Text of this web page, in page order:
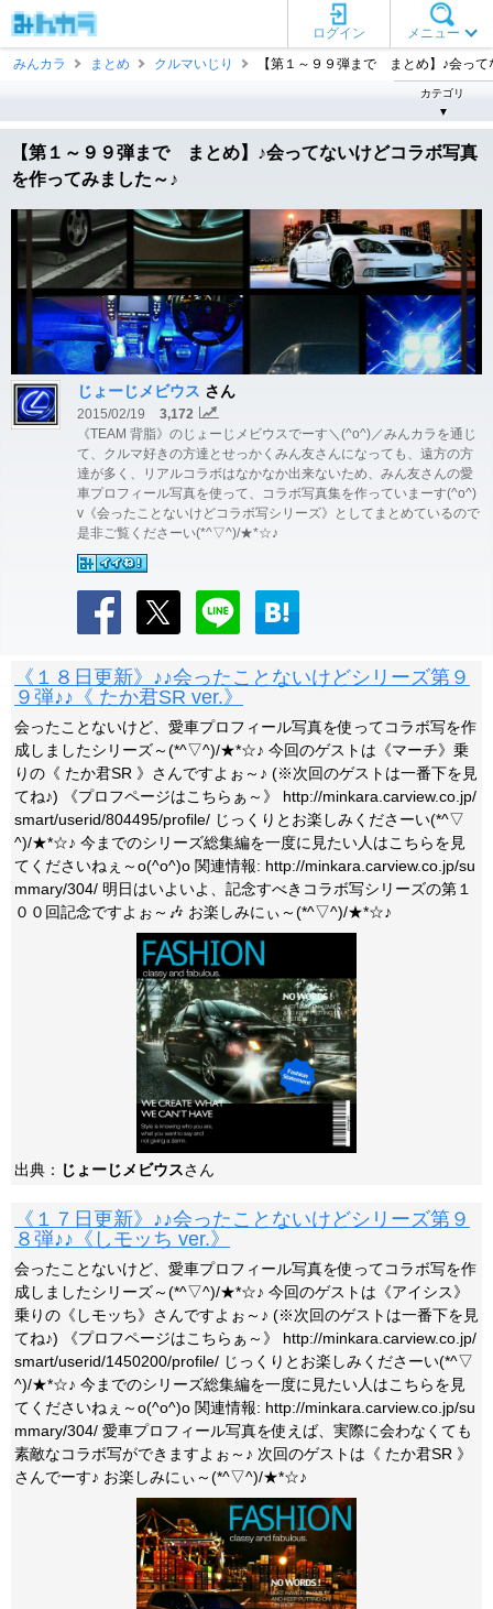
メニュー
ログイン
みんカラ
まとめ クルマいじり 【第１～９９弾まで まとめ】♪会って
カテゴリ
▼
【第１～９９弾まで まとめ】♪会ってないけどコラボ写真
を作ってみました～♪
じょーじメビウス さん
2015/02/19
3,172
《TEAM 背脂》のじょーじメビウスでーす＼(^o^)／みんカラを通じ
て、クルマ好きの方達とせっかくみん友さんになっても、遠方の方
達が多く、リアルコラボはなかなか出来ないため、みん友さんの愛
車プロフィール写真を使って、コラボ写真集を作っていまーす(^o^)
v《会ったことないけどコラボ写シリーズ》としてまとめているので
是非ご覧くださーい(*^▽^)/★*☆♪
《１８日更新》♪♪会ったことないけどシリーズ第９
９弾♪♪《 たか君SR ver.》
会ったことないけど、愛車プロフィール写真を使ってコラボ写を作
成しましたシリーズ～(*^▽^)/★*☆♪ 今回のゲストは《マーチ》乗
りの《 たか君SR 》さんですよぉ～♪ (※次回のゲストは一番下を見
てね♪) 《プロフページはこちらぁ～》 http://minkara.carview.co.jp/
smart/userid/804495/profile/ じっくりとお楽しみくださーい(*^▽
^)/★*☆♪ 今までのシリーズ総集編を一度に見たい人はこちらを見
てくださいねぇ～o(^o^)o 関連情報: http://minkara.carview.co.jp/su
mmary/304/ 明日はいよいよ、記念すべきコラボ写シリーズの第１
００回記念ですよぉ～🎶 お楽しみにぃ～(*^▽^)/★*☆♪
出典： じょーじメビウスさん
《１７日更新》♪♪会ったことないけどシリーズ第９
８弾♪♪《しモッち ver.》
会ったことないけど、愛車プロフィール写真を使ってコラボ写を作
成しましたシリーズ～(*^▽^)/★*☆♪ 今回のゲストは《アイシス》
乗りの《しモッち》さんですよぉ～♪ (※次回のゲストは一番下を見
てね♪) 《プロフページはこちらぁ～》 http://minkara.carview.co.jp/
smart/userid/1450200/profile/ じっくりとお楽しみくださーい(*^▽
^)/★*☆♪ 今までのシリーズ総集編を一度に見たい人はこちらを見
てくださいねぇ～o(^o^)o 関連情報: http://minkara.carview.co.jp/su
mmary/304/ 愛車プロフィール写真を使えば、実際に会わなくても
素敵なコラボ写ができますよぉ～♪ 次回のゲストは《 たか君SR 》
さんでーす♪ お楽しみにぃ～(*^▽^)/★*☆♪